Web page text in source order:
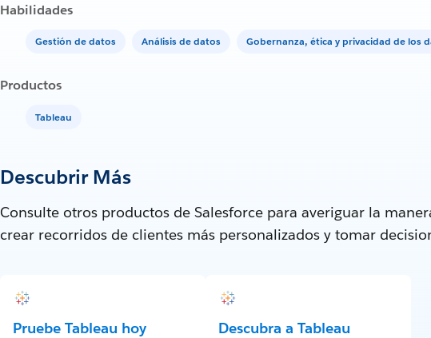
Habilidades
Gestión de datos Análisis de datos Gobernanza, ética y privacidad de los
Productos
Tableau
Descubrir Más
Consulte otros productos de Salesforce para averiguar la
crear recorridos de clientes más personalizados y tomar
Pruebe Tableau hoy Descubra a Tableau